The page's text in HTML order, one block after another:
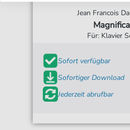
Jean Francois
Für: Klavier
Sofort verfügbar
Sofortiger Download
Jederzeit abrufbar